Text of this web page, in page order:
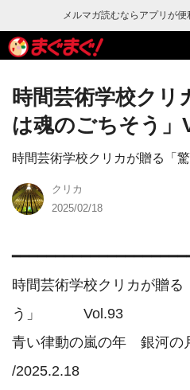
メルマガ読むならアプリが便
時間芸術学校クリ
は魂のごちそう」
時間芸術学校クリカが贈る「
クリカ
2025/02/18
時間芸術学校クリカが贈る
う」　　　Vol.93
青い律動の嵐の年　銀河の
/2025.2.18